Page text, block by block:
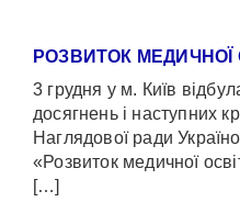
РОЗВИТОК МЕДИЧНОЇ
3 грудня у м. Київ
досягнень і наступних
Наглядової ради
«Розвиток медичної
[…]